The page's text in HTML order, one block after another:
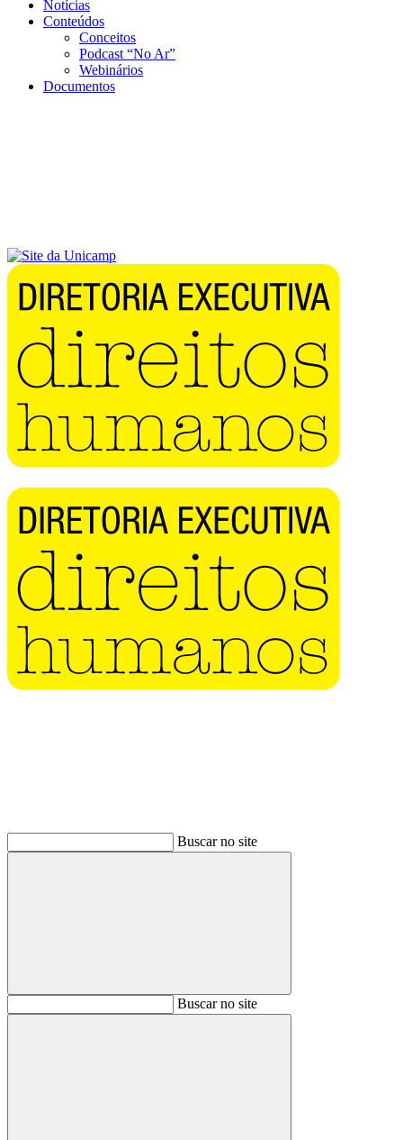
Notícias
Conteúdos
Conceitos
Podcast “No Ar”
Webinários
Documentos
Buscar no site
BuscarBuscar no site